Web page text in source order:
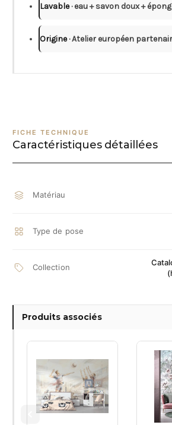
Lavable· eau + savon doux +
Origine· Atelier européen
FICHE TECHNIQUE
Caractéristiques détaillées
Matériau
Type de pose
Collection
Produits associés